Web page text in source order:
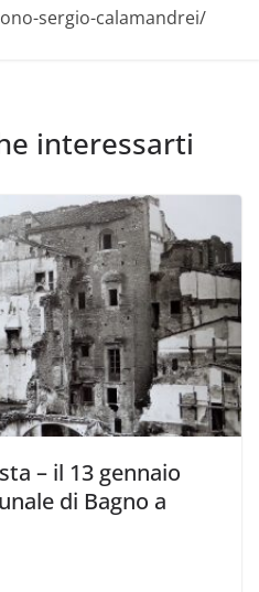
sergio-calamandrei/
interessarti
– il 13 gennaio
di Bagno a